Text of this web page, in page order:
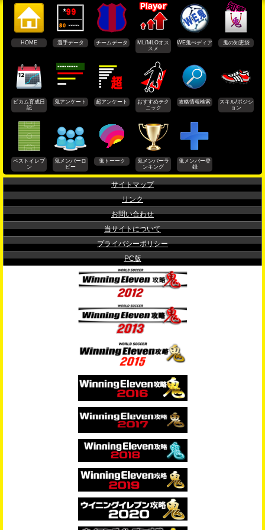
HOME 選手データ チームデータ
ML/MLOオス
スメ
WE鬼ぺディア 鬼の知恵袋
ビカム育成日
記
鬼アンケート 超アンケート
おすすめテク
ニック
攻略情報検索
スキル/ポジシ
ョン
ベストイレブ
ン
鬼メンバーロ
ビー
鬼トーーク
鬼メンバーラ
ンキング
鬼メンバー登
録
サイトマップ
リンク
お問い合わせ
当サイトについて
プライバシーポリシー
PC版